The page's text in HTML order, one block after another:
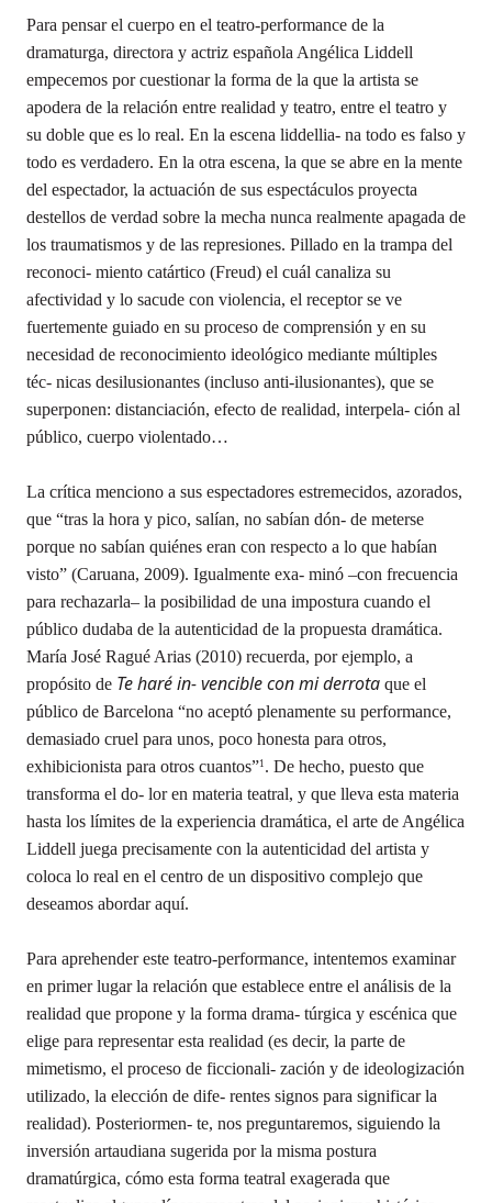
Para pensar el cuerpo en el teatro-performance de la
dramaturga, directora y actriz española Angélica Liddell
empecemos por cuestionar la forma de la que la artista se
apodera de la relación entre realidad y teatro, entre el teatro y
su doble que es lo real. En la escena liddellia- na todo es falso y
todo es verdadero. En la otra escena, la que se abre en la mente
del espectador, la actuación de sus espectáculos proyecta
destellos de verdad sobre la mecha nunca realmente apagada de
los traumatismos y de las represiones. Pillado en la trampa del
reconoci- miento catártico (Freud) el cuál canaliza su
afectividad y lo sacude con violencia, el receptor se ve
fuertemente guiado en su proceso de comprensión y en su
necesidad de reconocimiento ideológico mediante múltiples
téc- nicas desilusionantes (incluso anti-ilusionantes), que se
superponen: distanciación, efecto de realidad, interpela- ción al
público, cuerpo violentado…
La crítica menciono a sus espectadores estremecidos, azorados,
que “tras la hora y pico, salían, no sabían dón- de meterse
porque no sabían quiénes eran con respecto a lo que habían
visto” (Caruana, 2009). Igualmente exa- minó –con frecuencia
para rechazarla– la posibilidad de una impostura cuando el
público dudaba de la autenticidad de la propuesta dramática.
María José Ragué Arias (2010) recuerda, por ejemplo, a
propósito de Te haré in- vencible con mi derrota que el
público de Barcelona “no aceptó plenamente su performance,
demasiado cruel para unos, poco honesta para otros,
exhibicionista para otros cuantos”1 . De hecho, puesto que
transforma el do- lor en materia teatral, y que lleva esta materia
hasta los límites de la experiencia dramática, el arte de Angélica
Liddell juega precisamente con la autenticidad del artista y
coloca lo real en el centro de un dispositivo complejo que
deseamos abordar aquí.
Para aprehender este teatro-performance, intentemos examinar
en primer lugar la relación que establece entre el análisis de la
realidad que propone y la forma drama- túrgica y escénica que
elige para representar esta realidad (es decir, la parte de
mimetismo, el proceso de ficcionali- zación y de ideologización
utilizado, la elección de dife- rentes signos para significar la
realidad). Posteriormen- te, nos preguntaremos, siguiendo la
inversión artaudiana sugerida por la misma postura
dramatúrgica, cómo esta forma teatral exagerada que